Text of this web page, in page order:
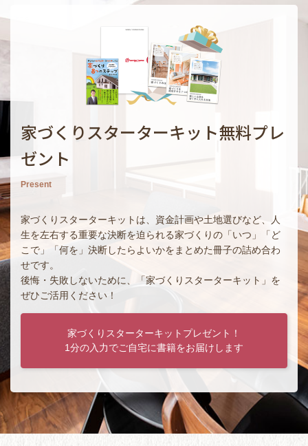
家づくりスターターキット無料プレ
ゼント
Present
家づくりスターターキットは、資金計画や土地選びなど、人
生を左右する重要な決断を迫られる家づくりの「いつ」「ど
こで」「何を」決断したらよいかをまとめた冊子の詰め合わ
せです。
後悔・失敗しないために、「家づくりスターターキット」を
ぜひご活用ください！
家づくりスターターキットプレゼント！
1分の入力でご自宅に書籍をお届けします